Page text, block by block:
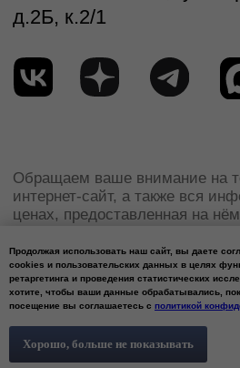
Продолжая использовать наш сайт, вы даете
cookies и пользовательских данных в целях
ретаргетинга и проведения статистических
хотите, чтобы ваши данные обрабатывались,
посещение вы соглашаетесь с политикой
Хорошо, больше не показывать